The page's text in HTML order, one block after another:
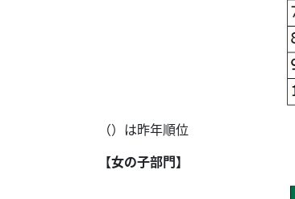
（）は昨年順位
【女の子部門】